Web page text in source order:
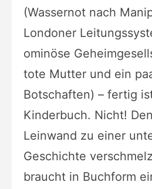
(Wassernot nach
Londoner
ominöse
tote Mutter und ein
Botschaften) – fertig
Kinderbuch. Nicht!
Leinwand zu einer
Geschichte
braucht in Buchform